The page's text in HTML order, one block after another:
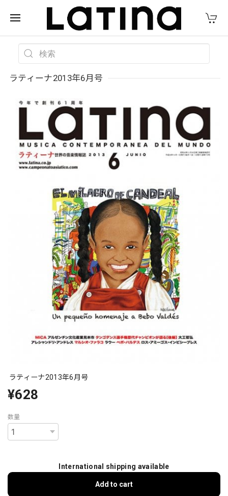
ラティーナ2013年6月号
ラティーナ2013年6月号
¥628
数量
International shipping available
Add to cart